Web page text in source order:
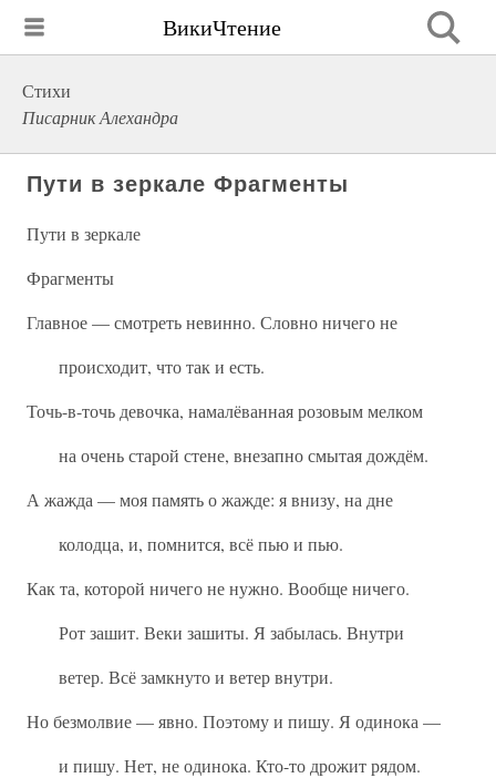
ВикиЧтение
Стихи
Писарник Алехандра
Пути в зеркале Фрагменты
Пути в зеркале
Фрагменты
Главное — смотреть невинно. Словно ничего не
происходит, что так и есть.
Точь-в-точь девочка, намалёванная розовым мелком
на очень старой стене, внезапно смытая дождём.
А жажда — моя память о жажде: я внизу, на дне
колодца, и, помнится, всё пью и пью.
Как та, которой ничего не нужно. Вообще ничего.
Рот зашит. Веки зашиты. Я забылась. Внутри
ветер. Всё замкнуто и ветер внутри.
Но безмолвие — явно. Поэтому и пишу. Я одинока —
и пишу. Нет, не одинока. Кто-то дрожит рядом.